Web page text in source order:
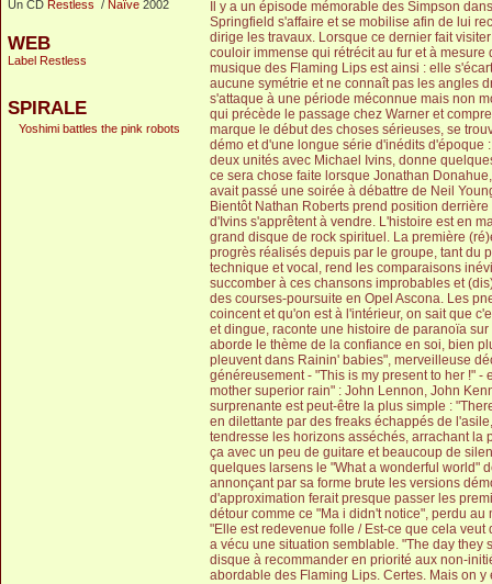
Un CD Restless / Naïve 2002
WEB
Label Restless
SPIRALE
Yoshimi battles the pink robots
Il y a un épisode mémorable des Simpson
Springfield s'affaire et se mobilise afin de lui
dirige les travaux. Lorsque ce dernier fait
couloir immense qui rétrécit au fur et à
musique des Flaming Lips est ainsi : elle
aucune symétrie et ne connaît pas les angles
s'attaque à une période méconnue mais non
qui précède le passage chez Warner et
marque le début des choses sérieuses, se
démo et d'une longue série d'inédits d'époque
deux unités avec Michael Ivins, donne
ce sera chose faite lorsque Jonathan
avait passé une soirée à débattre de Neil
Bientôt Nathan Roberts prend position
d'Ivins s'apprêtent à vendre. L'histoire est en
grand disque de rock spirituel. La première
progrès réalisés depuis par le groupe, tant du
technique et vocal, rend les comparaisons
succomber à ces chansons improbables et
des courses-poursuite en Opel Ascona. Les
coincent et qu'on est à l'intérieur, on sait que
et dingue, raconte une histoire de paranoïa
aborde le thème de la confiance en soi, bien
pleuvent dans Rainin' babies", merveilleuse
généreusement - "This is my present to her !"
mother superior rain" : John Lennon, John
surprenante est peut-être la plus simple :
en dilettante par des freaks échappés de
tendresse les horizons asséchés, arrachant la
ça avec un peu de guitare et beaucoup de
quelques larsens le "What a wonderful world"
annonçant par sa forme brute les versions
d'approximation ferait presque passer les
détour comme ce "Ma i didn't notice", perdu
"Elle est redevenue folle / Est-ce que cela
a vécu une situation semblable. "The day they
disque à recommander en priorité aux non-
abordable des Flaming Lips. Certes. Mais on